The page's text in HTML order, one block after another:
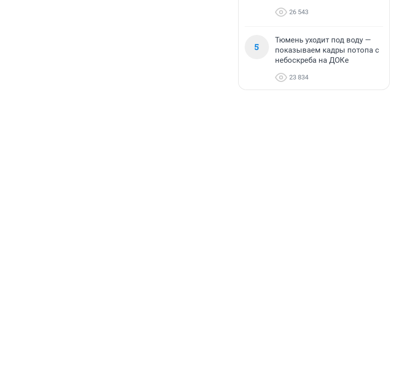
26 543
5
Тюмень уходит под воду —
показываем кадры потопа с
небоскреба на ДОКе
23 834